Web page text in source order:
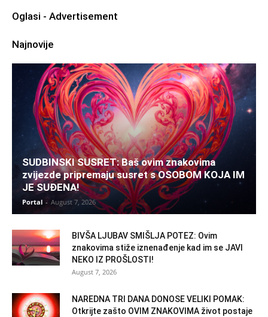
Oglasi - Advertisement
Najnovije
SUDBINSKI SUSRET: Baš ovim znakovima
zvijezde pripremaju susret s OSOBOM KOJA IM
JE SUĐENA!
Portal - August 7, 2026
BIVŠA LJUBAV SMIŠLJA POTEZ: Ovim
znakovima stiže iznenađenje kad im se JAVI
NEKO IZ PROŠLOSTI!
August 7, 2026
NAREDNA TRI DANA DONOSE VELIKI POMAK:
Otkrijte zašto OVIM ZNAKOVIMA život postaje